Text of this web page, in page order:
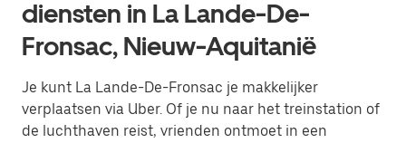
diensten in La Lande-De-
Fronsac, Nieuw-Aquitanië
Je kunt La Lande-De-Fronsac je makkelijker
verplaatsen via Uber. Of je nu naar het treinstation of
de luchthaven reist, vrienden ontmoet in een